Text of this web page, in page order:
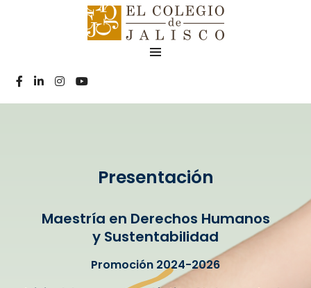
Presentación
Maestría en Derechos Humanos
y Sustentabilidad
Promoción 2024-2026